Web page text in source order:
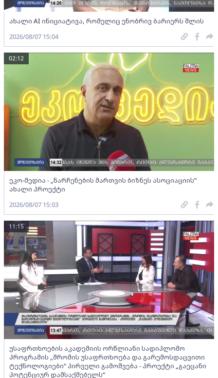
ახალი AI ინიციატივა, რომელიც ენობრივ ბარიერს შლის
2026/08/07 15:04
ეკო-მედია - „ნარჩენების მართვის ბიზნეს ასოციაციის”
ახალი პროექტი
02:12
2026/08/07 15:03
უსაფრთხოების აკადემიის ორწლიანი სადიპლომო
პროგრამის „შრომის უსაფრთხოება და გარემოსდაცვითი
ტექნოლოგიები“ პირველი გამოშვება - პროექტი „გაეცანი
პოტენციურ დამსაქმებელს“
11:15